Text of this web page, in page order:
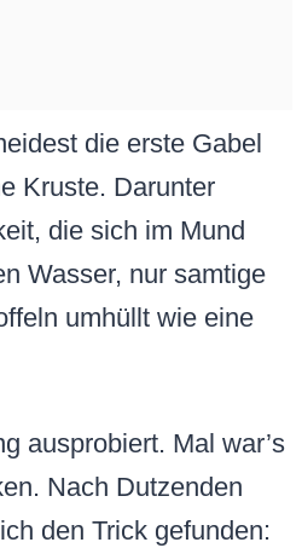
die erste Gabel
Kruste. Darunter
die sich im Mund
Wasser, nur samtige
umhüllt wie eine
ausprobiert. Mal war’s
Nach Dutzenden
den Trick gefunden: